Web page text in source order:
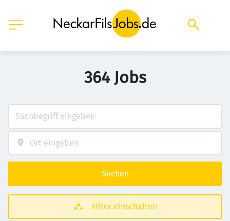
364 Jobs
Suchen
Filter einschalten